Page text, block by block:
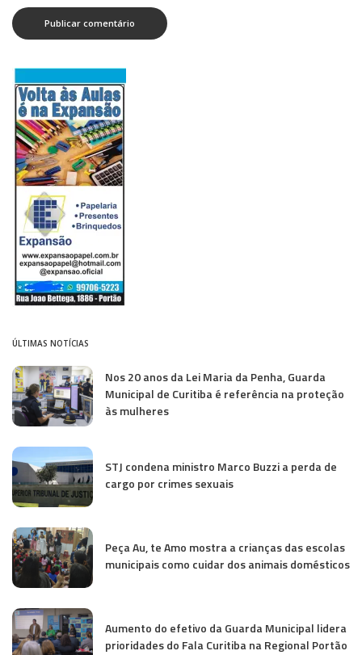
ÚLTIMAS NOTÍCIAS
Nos 20 anos da Lei Maria da Penha, Guarda
Municipal de Curitiba é referência na proteção
às mulheres
STJ condena ministro Marco Buzzi a perda de
cargo por crimes sexuais
Peça Au, te Amo mostra a crianças das escolas
municipais como cuidar dos animais domésticos
Aumento do efetivo da Guarda Municipal lidera
prioridades do Fala Curitiba na Regional Portão